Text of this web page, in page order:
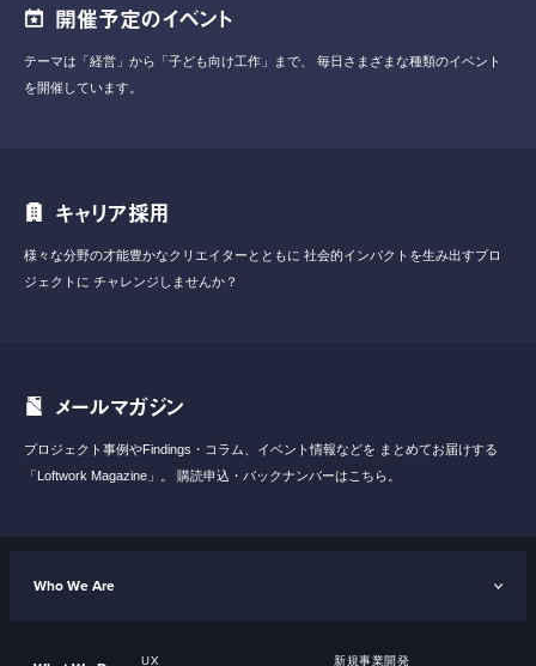
開催予定のイベント
テーマは「経営」から「子ども向け工作」まで、
毎日さまざまな種類のイベント
を開催しています。
キャリア採用
様々な分野の才能豊かなクリエイターとともに 社会的インパクトを生み出すプロ
ジェクトに チャレンジしませんか？
メールマガジン
プロジェクト事例やFindings・コラム、イベント情報などを まとめてお届けする
「Loftwork Magazine」。
購読申込・バックナンバーはこちら。
Who We Are
UX 新規事業開発